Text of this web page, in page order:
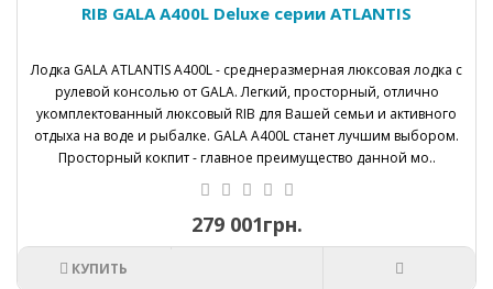
RIB GALA A400L Deluxe серии ATLANTIS
Лодка GALA ATLANTIS A400L - среднеразмерная люксовая лодка с
рулевой консолью от GALA. Легкий, просторный, отлично
укомплектованный люксовый RIB для Вашей семьи и активного
отдыха на воде и рыбалке. GALA A400L станет лучшим выбором.
Просторный кокпит - главное преимущество данной мо..
279 001грн.
КУПИТЬ